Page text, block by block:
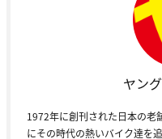
ヤン
1972年に創刊された日本の老
にその時代の熱いバイク達を